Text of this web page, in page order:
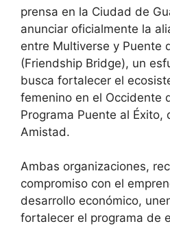
prensa en la Ciudad de
anunciar oficialmente la
entre Multiverse y Puente
(Friendship Bridge), un
busca fortalecer el
femenino en el Occidente
Programa Puente al Éxito,
Amistad.
Ambas organizaciones,
compromiso con el
desarrollo económico,
fortalecer el programa de